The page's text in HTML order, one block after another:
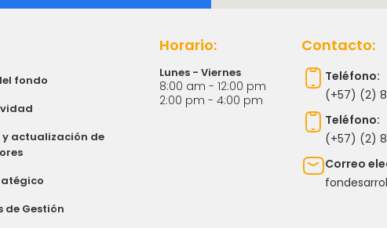
fondo
y actualización de
de Gestión
Horario:
Lunes - Viernes
8:00 am - 12:00 pm
2:00 pm - 4:00 pm
Contacto:
Teléfono:
(+57) (2)
Teléfono:
(+57) (2)
Correo